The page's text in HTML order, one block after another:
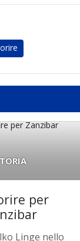
per
Linge nello